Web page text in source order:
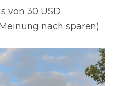
von 30 USD
nach sparen).